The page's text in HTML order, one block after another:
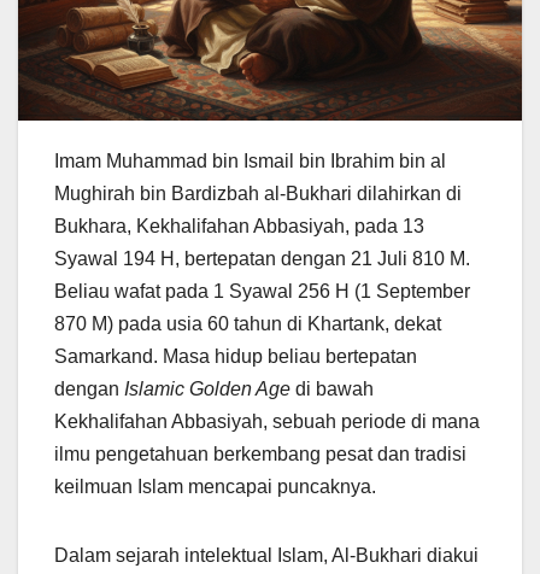
Imam Muhammad bin Ismail bin Ibrahim bin al
Mughirah bin Bardizbah al-Bukhari dilahirkan di
Bukhara, Kekhalifahan Abbasiyah, pada 13
Syawal 194 H, bertepatan dengan 21 Juli 810 M.
Beliau wafat pada 1 Syawal 256 H (1 September
870 M) pada usia 60 tahun di Khartank, dekat
Samarkand. Masa hidup beliau bertepatan
dengan Islamic Golden Age di bawah
Kekhalifahan Abbasiyah, sebuah periode di mana
ilmu pengetahuan berkembang pesat dan tradisi
keilmuan Islam mencapai puncaknya.
Dalam sejarah intelektual Islam, Al-Bukhari diakui